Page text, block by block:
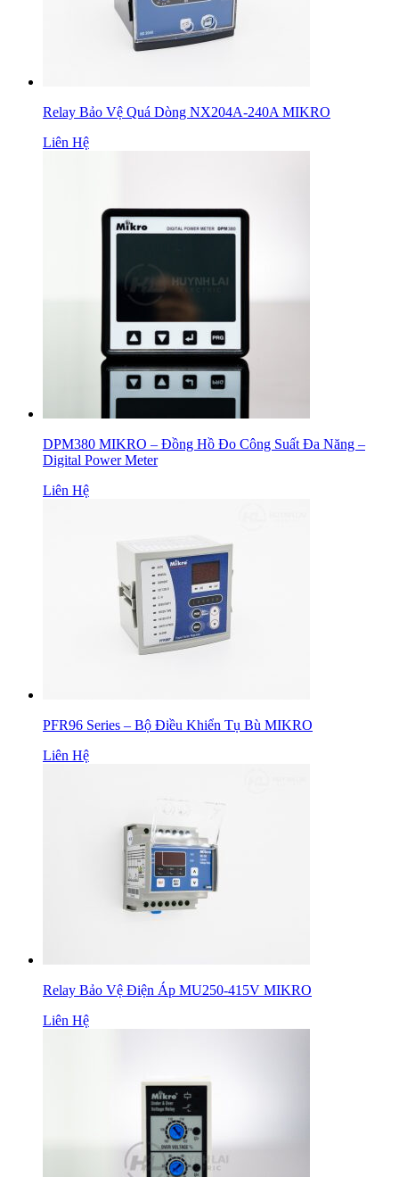
Relay Bảo Vệ Quá Dòng NX204A-240A MIKRO
Liên Hệ
DPM380 MIKRO – Đồng Hồ Đo Công Suất Đa Năng –
Digital Power Meter
Liên Hệ
PFR96 Series – Bộ Điều Khiển Tụ Bù MIKRO
Liên Hệ
Relay Bảo Vệ Điện Áp MU250-415V MIKRO
Liên Hệ